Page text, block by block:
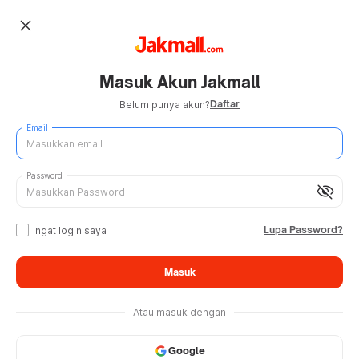
close
Masuk Akun Jakmall
Belum punya akun?Daftar
Email
visibility_off
Password
Ingat login saya Lupa Password?
Masuk
Atau masuk dengan
Google